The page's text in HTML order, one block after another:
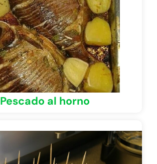
Pescado al horno